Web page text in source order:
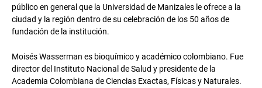
público en general que la Universidad de Manizales le ofrece a la
ciudad y la región dentro de su celebración de los 50 años de
fundación de la institución.
Moisés Wasserman es bioquímico y académico colombiano. Fue
director del Instituto Nacional de Salud y presidente de la
Academia Colombiana de Ciencias Exactas, Físicas y Naturales.